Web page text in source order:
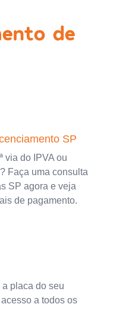
de
SP
via do IPVA ou
Faça uma consulta
SP agora e veja
de pagamento.
placa do seu
a todos os